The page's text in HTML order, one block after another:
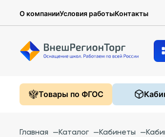
О компанииУсловия работыКонтакты
Товары по ФГОС
Главная —Каталог —Кабинеты —